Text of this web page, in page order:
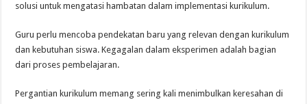
solusi untuk mengatasi hambatan dalam implementasi kurikulum.
Guru perlu mencoba pendekatan baru yang relevan dengan kurikulum
dan kebutuhan siswa. Kegagalan dalam eksperimen adalah bagian
dari proses pembelajaran.
Pergantian kurikulum memang sering kali menimbulkan keresahan di